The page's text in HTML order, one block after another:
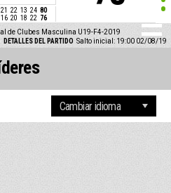
21 22 13 24 80
16 20 18 22 76
de Clubes Masculina U19-F4-2019
DETALLES DEL PARTIDO Salto inicial: 19:00 02/08/19